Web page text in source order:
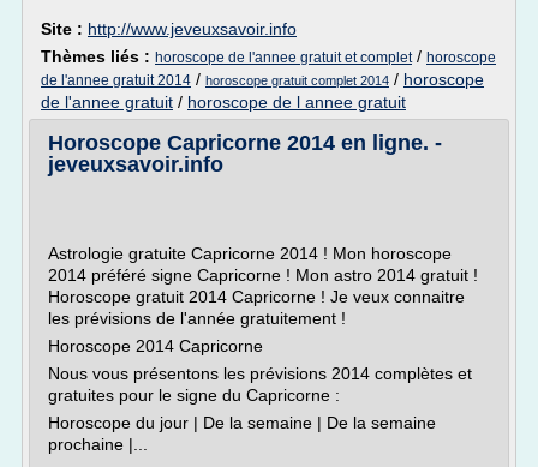
Site : http://www.jeveuxsavoir.info
Thèmes liés : horoscope de l'annee gratuit et complet/ horoscope
de l'annee gratuit 2014 / horoscope gratuit complet 2014 / horoscope
de l'annee gratuit / horoscope de l annee gratuit
Horoscope Capricorne 2014 en ligne. -
jeveuxsavoir.info
Astrologie gratuite Capricorne 2014 ! Mon horoscope
2014 préféré signe Capricorne ! Mon astro 2014 gratuit !
Horoscope gratuit 2014 Capricorne ! Je veux connaitre
les prévisions de l'année gratuitement !
Horoscope 2014 Capricorne
Nous vous présentons les prévisions 2014 complètes et
gratuites pour le signe du Capricorne :
Horoscope du jour | De la semaine | De la semaine
prochaine |...